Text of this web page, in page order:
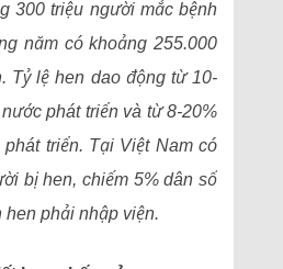
300 triệu người mắc bệnh
năm có khoảng 255.000
Tỷ lệ hen dao động từ 10-
phát triển và từ 8-20%
triển. Tại Việt Nam có
bị hen, chiếm 5% dân số
hen phải nhập viện.